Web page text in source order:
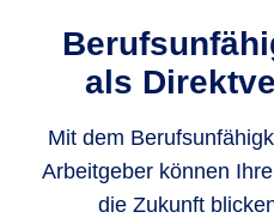
als
Mit dem
Arbeitgeber können
die Zukunft